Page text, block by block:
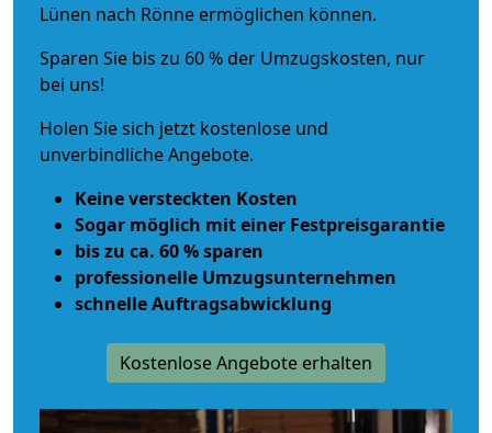
Lünen nach Rönne ermöglichen können.
Sparen Sie bis zu 60 % der Umzugskosten, nur
bei uns!
Holen Sie sich jetzt kostenlose und
unverbindliche Angebote.
Keine versteckten Kosten
Sogar möglich mit einer Festpreisgarantie
bis zu ca. 60 % sparen
professionelle Umzugsunternehmen
schnelle Auftragsabwicklung
Kostenlose Angebote erhalten